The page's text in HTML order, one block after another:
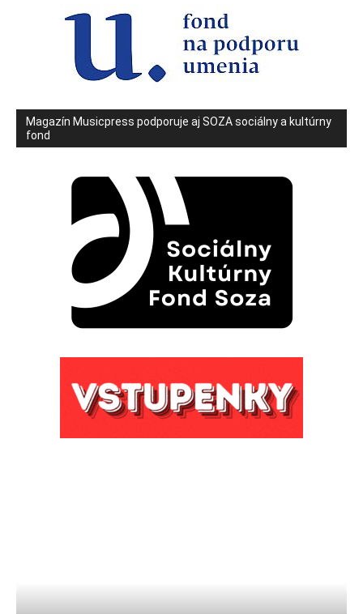
Magazín Musicpress podporuje aj SOZA sociálny a kultúrny
fond